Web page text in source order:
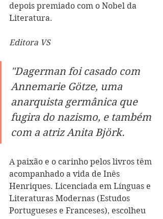
depois premiado com o Nobel da
Literatura.
Editora VS
"Dagerman foi casado com
Annemarie Götze, uma
anarquista germânica que
fugira do nazismo, e também
com a atriz Anita Björk.
A paixão e o carinho pelos livros têm
acompanhado a vida de Inês
Henriques. Licenciada em Línguas e
Literaturas Modernas (Estudos
Portugueses e Franceses), escolheu